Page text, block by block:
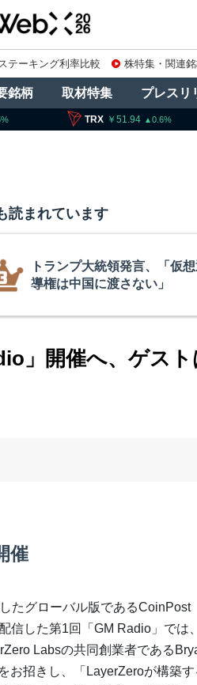
テーキング利率比較 株特集・関連
銘柄 取材特集 プレスリ
SOL 11,918.0
読まれています
コインチェック
を発表
」開催へ、ゲス
催
たグローバル版であるCoinPost
信した第1回「GM Radio」では
Labsの共同創業者である
お招きし、「LayerZeroが構築す